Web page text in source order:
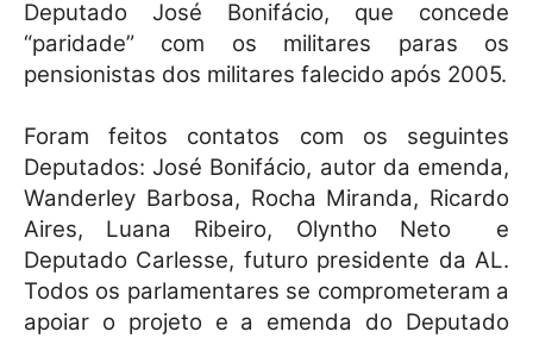
Deputado José Bonifácio, que concede
“paridade” com os militares paras os
pensionistas dos militares falecido após 2005.
Foram feitos contatos com os seguintes
Deputados: José Bonifácio, autor da emenda,
Wanderley Barbosa, Rocha Miranda, Ricardo
Aires, Luana Ribeiro, Olyntho Neto
e
Deputado Carlesse, futuro presidente da AL.
Todos os parlamentares se comprometeram a
apoiar o projeto e a emenda do Deputado